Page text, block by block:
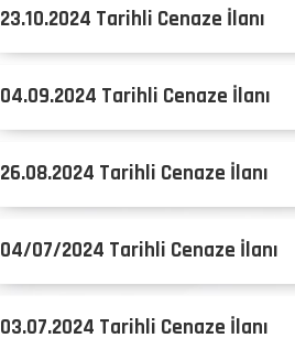
23.10.2024 Tarihli Cenaze İlanı
04.09.2024 Tarihli Cenaze İlanı
26.08.2024 Tarihli Cenaze İlanı
04/07/2024 Tarihli Cenaze İlanı
03.07.2024 Tarihli Cenaze İlanı